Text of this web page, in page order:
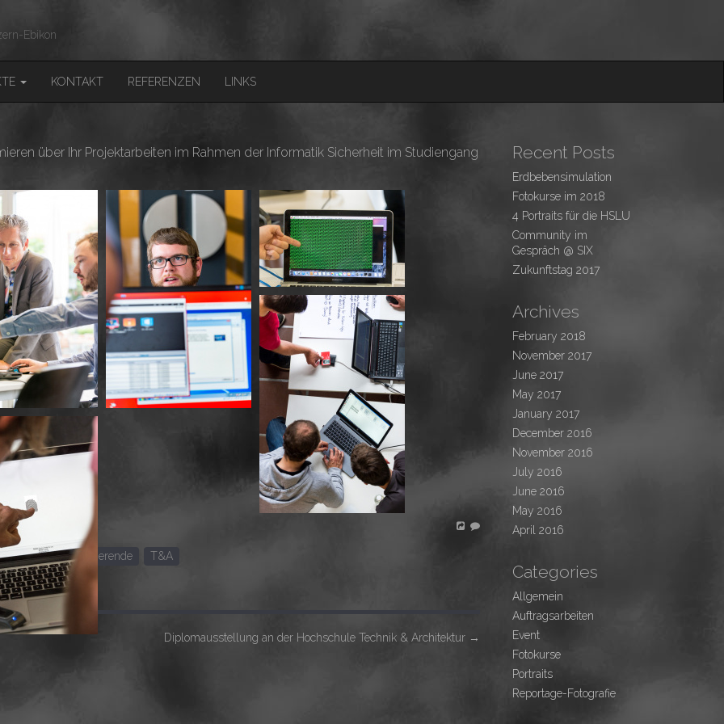
Ebikon
KONTAKT REFERENZEN LINKS
über Ihr Projektarbeiten im Rahmen der Informatik Sicherheit im Studiengang
Sicherheit Studierende T&A
Diplomausstellung an der Hochschule Technik & Architektur →
Recent Posts
Erdbebensimulation
Fotokurse im 2018
4 Portraits für die HSLU
Community im
Gespräch @ SIX
Zukunftstag 2017
Archives
February 2018
November 2017
June 2017
May 2017
January 2017
December 2016
November 2016
July 2016
June 2016
May 2016
April 2016
Categories
Allgemein
Auftragsarbeiten
Event
Fotokurse
Portraits
Reportage-Fotografie